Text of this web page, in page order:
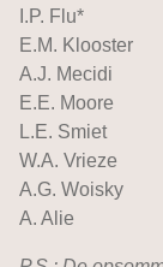
I.P. Flu*
E.M. Klooster
A.J. Mecidi
E.E. Moore
L.E. Smiet
W.A. Vrieze
A.G. Woisky
A. Alie